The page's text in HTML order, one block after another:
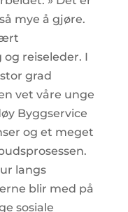
mye å gjøre.
reiseleder. I
grad
vet våre unge
Byggservice
og et meget
langs
blir med på
sosiale